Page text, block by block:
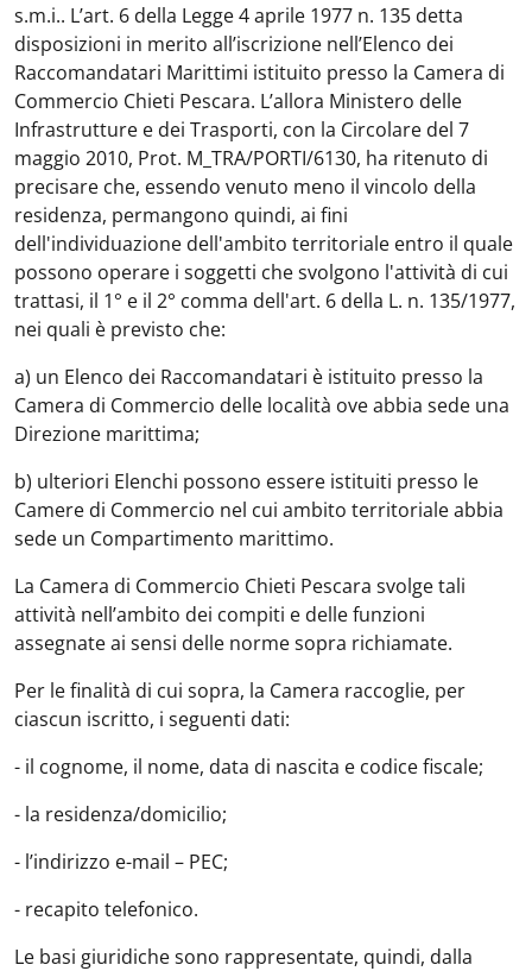
s.m.i.. L’art. 6 della Legge 4 aprile 1977 n. 135 detta
disposizioni in merito all’iscrizione nell’Elenco dei
Raccomandatari Marittimi istituito presso la Camera di
Commercio Chieti Pescara. L’allora Ministero delle
Infrastrutture e dei Trasporti, con la Circolare del 7
maggio 2010, Prot. M_TRA/PORTI/6130, ha ritenuto di
precisare che, essendo venuto meno il vincolo della
residenza, permangono quindi, ai fini
dell'individuazione dell'ambito territoriale entro il quale
possono operare i soggetti che svolgono l'attività di cui
trattasi, il 1° e il 2° comma dell'art. 6 della L. n. 135/1977,
nei quali è previsto che:
a) un Elenco dei Raccomandatari è istituito presso la
Camera di Commercio delle località ove abbia sede una
Direzione marittima;
b) ulteriori Elenchi possono essere istituiti presso le
Camere di Commercio nel cui ambito territoriale abbia
sede un Compartimento marittimo.
La Camera di Commercio Chieti Pescara svolge tali
attività nell’ambito dei compiti e delle funzioni
assegnate ai sensi delle norme sopra richiamate.
Per le finalità di cui sopra, la Camera raccoglie, per
ciascun iscritto, i seguenti dati:
- il cognome, il nome, data di nascita e codice fiscale;
- la residenza/domicilio;
- l’indirizzo e-mail – PEC;
- recapito telefonico.
Le basi giuridiche sono rappresentate, quindi, dalla